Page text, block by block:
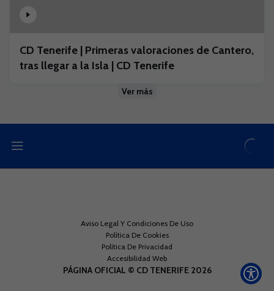
CD Tenerife | Primeras valoraciones de Cantero,
tras llegar a la Isla | CD Tenerife
Ver más
Aviso Legal Y Condiciones De Uso
Política De Cookies
Política De Privacidad
Accesibilidad Web
PÁGINA OFICIAL © CD TENERIFE 2026